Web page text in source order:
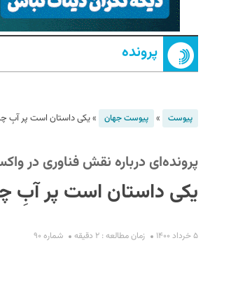
پرونده
پیوست » پیوست جهان »یکی داستان است پر آبِ
پرونده‌ای درباره نقش فناوری در
یکی داستان است پر آبِ
۵ خرداد ۱۴۰۰ زمان مطالعه : ۲ دقیقه شماره ۹۰